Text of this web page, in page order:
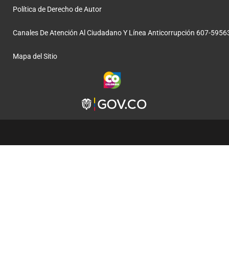
Política de Derecho de Autor
Canales De Atención Al Ciudadano Y Línea Anticorrupción 607-
Mapa del Sitio